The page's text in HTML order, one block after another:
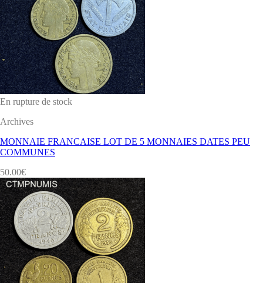
En rupture de stock
Archives
MONNAIE FRANCAISE LOT DE 5 MONNAIES DATES PEU
COMMUNES
50.00€